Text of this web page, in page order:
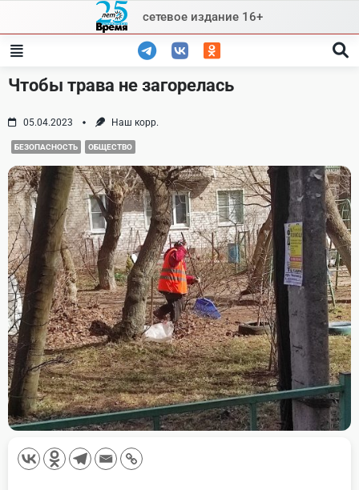
content
сетевое издание 16+
Чтобы трава не загорелась
05.04.2023 Наш корр.
БЕЗОПАСНОСТЬ ОБЩЕСТВО